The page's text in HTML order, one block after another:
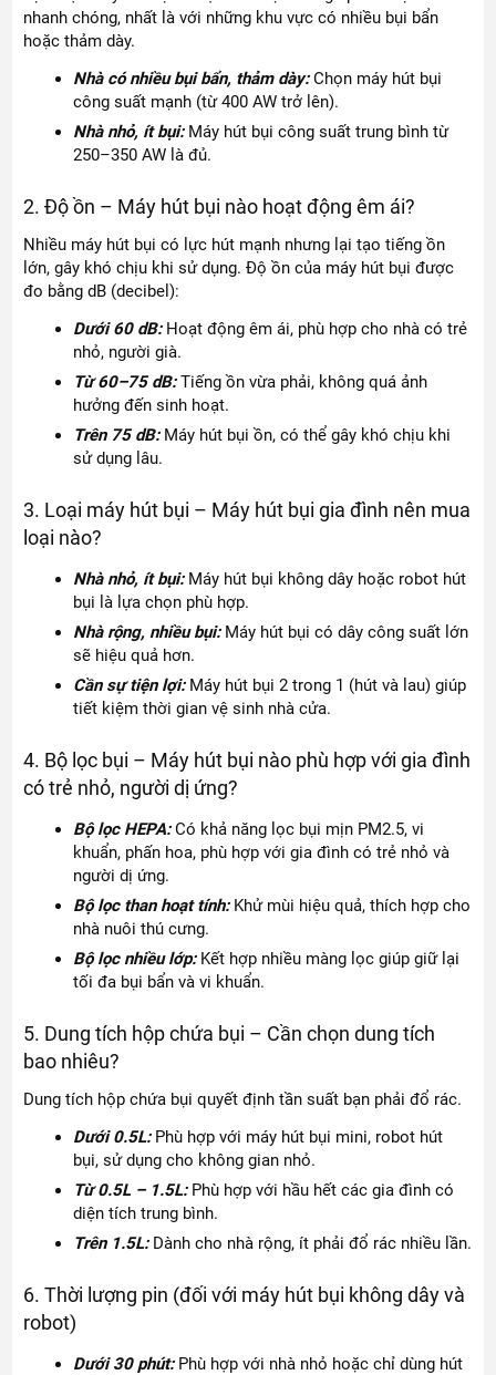
nhanh chóng, nhất là với những khu vực có nhiều bụi bẩn
hoặc thảm dày.
Nhà có nhiều bụi bẩn, thảm dày:Chọn máy hút bụi
công suất mạnh (từ 400 AW trở lên).
Nhà nhỏ, ít bụi: Máy hút bụi công suất trung bình từ
250–350 AW là đủ.
2. Độ ồn – Máy hút bụi nào hoạt động êm ái?
Nhiều máy hút bụi có lực hút mạnh nhưng lại tạo tiếng ồn
lớn, gây khó chịu khi sử dụng. Độ ồn của máy hút bụi được
đo bằng dB (decibel):
Dưới 60 dB:Hoạt động êm ái, phù hợp cho nhà có trẻ
nhỏ, người già.
Từ 60–75 dB:Tiếng ồn vừa phải, không quá ảnh
hưởng đến sinh hoạt.
Trên 75 dB:Máy hút bụi ồn, có thể gây khó chịu khi
sử dụng lâu.
3. Loại máy hút bụi – Máy hút bụi gia đình nên mua
loại nào?
Nhà nhỏ, ít bụi:Máy hút bụi không dây hoặc robot hút
bụi là lựa chọn phù hợp.
Nhà rộng, nhiều bụi:Máy hút bụi có dây công suất lớn
sẽ hiệu quả hơn.
Cần sự tiện lợi:Máy hút bụi 2 trong 1 (hút và lau) giúp
tiết kiệm thời gian vệ sinh nhà cửa.
4. Bộ lọc bụi – Máy hút bụi nào phù hợp với gia đình
có trẻ nhỏ, người dị ứng?
Bộ lọc HEPA:Có khả năng lọc bụi mịn PM2.5, vi
khuẩn, phấn hoa, phù hợp với gia đình có trẻ nhỏ và
người dị ứng.
Bộ lọc than hoạt tính:Khử mùi hiệu quả, thích hợp cho
nhà nuôi thú cưng.
Bộ lọc nhiều lớp:Kết hợp nhiều màng lọc giúp giữ lại
tối đa bụi bẩn và vi khuẩn.
5. Dung tích hộp chứa bụi – Cần chọn dung tích
bao nhiêu?
Dung tích hộp chứa bụi quyết định tần suất bạn phải đổ rác.
Dưới 0.5L:Phù hợp với máy hút bụi mini, robot hút
bụi, sử dụng cho không gian nhỏ.
Từ 0.5L – 1.5L:Phù hợp với hầu hết các gia đình có
diện tích trung bình.
Trên 1.5L:Dành cho nhà rộng, ít phải đổ rác nhiều lần.
6. Thời lượng pin (đối với máy hút bụi không dây và
robot)
Dưới 30 phút:Phù hợp với nhà nhỏ hoặc chỉ dùng hút